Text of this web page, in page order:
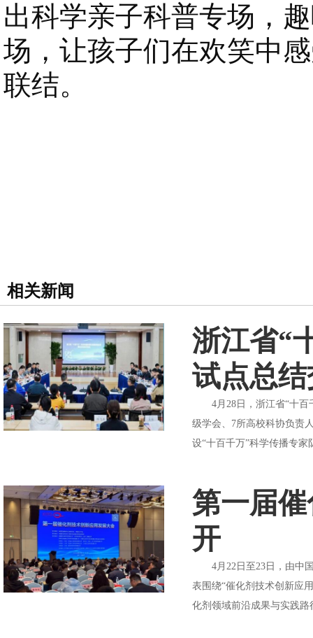
出科学亲子科普专场，
场，让孩子们在欢笑中
联结。
相关新闻
浙江省“
试点总
4月28日，浙江省“十百千
级学会、7所高校科协负责
设“十百千万”科学传播专
第一届
开
4月22日至23日，由中国
表围绕“催化剂技术创新应
化剂领域前沿成果与实践